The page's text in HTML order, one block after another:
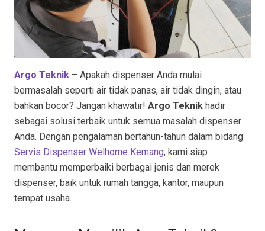
Argo Teknik – Apakah dispenser Anda mulai
bermasalah seperti air tidak panas, air tidak dingin, atau
bahkan bocor? Jangan khawatir! Argo Teknik hadir
sebagai solusi terbaik untuk semua masalah dispenser
Anda. Dengan pengalaman bertahun-tahun dalam bidang
Servis Dispenser Welhome Kemang, kami siap
membantu memperbaiki berbagai jenis dan merek
dispenser, baik untuk rumah tangga, kantor, maupun
tempat usaha.